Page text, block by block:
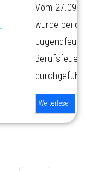
Vom 27.09 bis
wurde bei der
durchgeführt.
Weiterlesen